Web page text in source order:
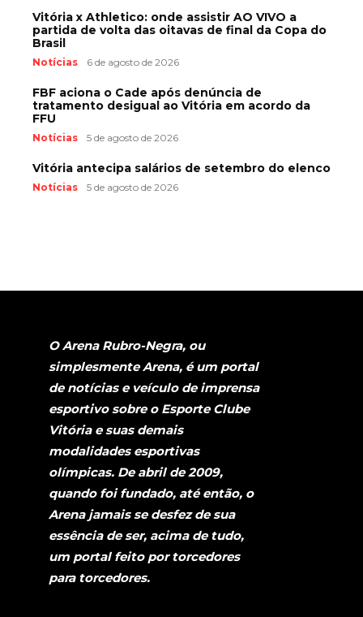
Vitória x Athletico: onde assistir AO VIVO a
partida de volta das oitavas de final da Copa do
Brasil
Notícias 6 de agosto de 2026
FBF aciona o Cade após denúncia de
tratamento desigual ao Vitória em acordo da
FFU
Notícias 5 de agosto de 2026
Vitória antecipa salários de setembro do elenco
Notícias 5 de agosto de 2026
O Arena Rubro-Negra, ou
simplesmente Arena, é um portal
de notícias e veículo de imprensa
esportivo sobre o Esporte Clube
Vitória e suas demais
modalidades esportivas
olímpicas. De abril de 2009,
quando foi fundado, até então, o
Arena jamais se desfez de sua
essência de ser, acima de tudo,
um portal feito por torcedores
para torcedores.